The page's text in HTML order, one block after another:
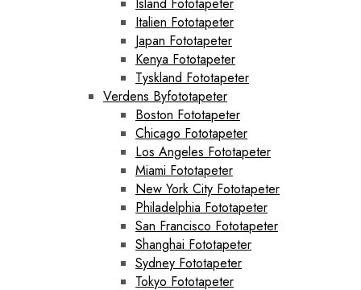
Italien Fototapeter
Japan Fototapeter
Kenya Fototapeter
Tyskland Fototapeter
Verdens Byfototapeter
Boston Fototapeter
Chicago Fototapeter
Los Angeles Fototapeter
Miami Fototapeter
New York City Fototapeter
Philadelphia Fototapeter
San Francisco Fototapeter
Shanghai Fototapeter
Sydney Fototapeter
Tokyo Fototapeter